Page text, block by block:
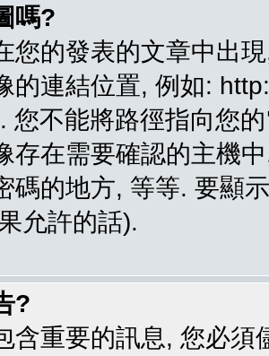
嗎?
您的發表的文章中出
的連結位置, 例如:
您不能將路徑指向您
存在需要確認的主機
碼的地方, 等等. 要顯
允許的話).
?
含重要的訊息, 您必